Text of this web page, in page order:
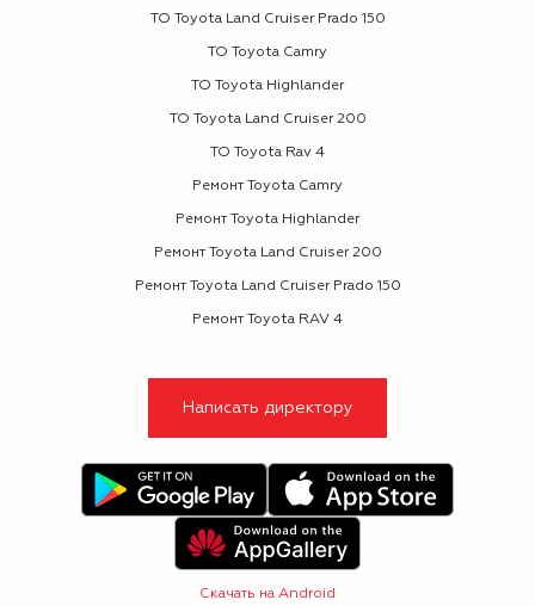
ТО Toyota Land Cruiser Prado 150
ТО Toyota Camry
ТО Toyota Highlander
ТО Toyota Land Cruiser 200
ТО Toyota Rav 4
Ремонт Toyota Camry
Ремонт Toyota Highlander
Ремонт Toyota Land Cruiser 200
Ремонт Toyota Land Cruiser Prado 150
Ремонт Toyota RAV 4
Написать директору
Скачать на Android